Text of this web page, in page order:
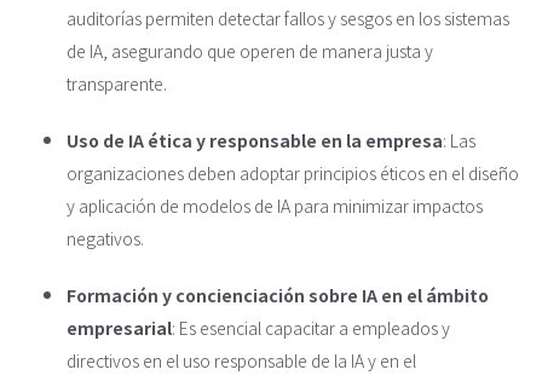
auditorías permiten detectar fallos y sesgos en los sistemas
de IA, asegurando que operen de manera justa y
transparente.
Uso de IA ética y responsable en la empresa: Las
organizaciones deben adoptar principios éticos en el diseño
y aplicación de modelos de IA para minimizar impactos
negativos.
Formación y concienciación sobre IA en el ámbito
empresarial: Es esencial capacitar a empleados y
directivos en el uso responsable de la IA y en el